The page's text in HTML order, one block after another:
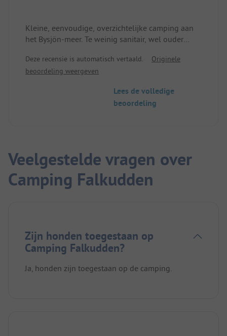
Kleine, eenvoudige, overzichtelijke camping aan
het Bysjön-meer. Te weinig sanitair, wel ouder
Deze recensie is automatisch vertaald.
Originele
beoordeling weergeven
Lees de volledige
beoordeling
Veelgestelde vragen over
Camping Falkudden
Zijn honden toegestaan op
Camping Falkudden?
Ja, honden zijn toegestaan op de camping.